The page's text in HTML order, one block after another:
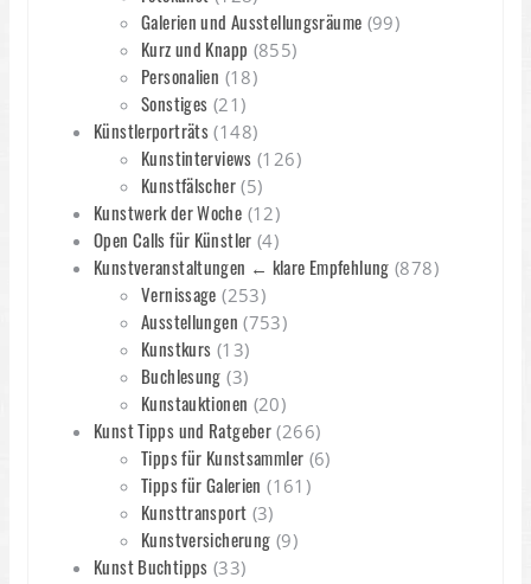
Galerien und Ausstellungsräume (99)
Kurz und Knapp (855)
Personalien (18)
Sonstiges (21)
Künstlerporträts (148)
Kunstinterviews (126)
Kunstfälscher(5)
Kunstwerk der Woche (12)
Open Calls für Künstler (4)
Kunstveranstaltungen ← klare Empfehlung (878)
Vernissage (253)
Ausstellungen (753)
Kunstkurs (13)
Buchlesung (3)
Kunstauktionen (20)
Kunst Tipps und Ratgeber (266)
Tipps für Kunstsammler (6)
Tipps für Galerien (161)
Kunsttransport (3)
Kunstversicherung (9)
Kunst Buchtipps (33)